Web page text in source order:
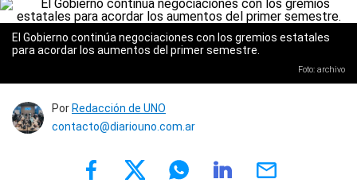
El Gobierno continúa negociaciones con los gremios estatales
para acordar los aumentos del primer semestre.
Foto: archivo
Por Redacción de UNO
contacto@diariouno.com.ar